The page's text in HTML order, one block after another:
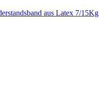
aus Latex 7/15Kg